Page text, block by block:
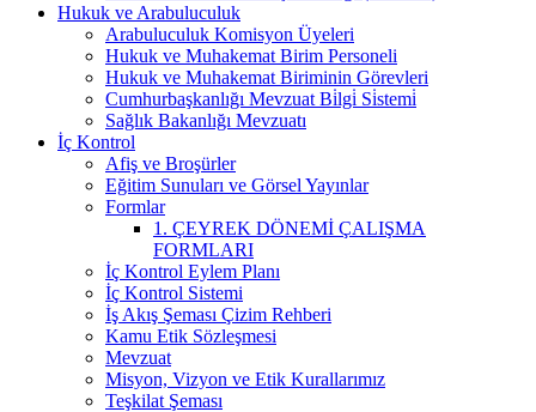
Hukuk ve Arabuluculuk
Arabuluculuk Komisyon Üyeleri
Hukuk ve Muhakemat Birim Personeli
Hukuk ve Muhakemat Biriminin Görevleri
Cumhurbaşkanlığı Mevzuat Bi̇lgi̇ Si̇stemi̇
Sağlık Bakanlığı Mevzuatı
İç Kontrol
Afiş ve Broşürler
Eğitim Sunuları ve Görsel Yayınlar
Formlar
1. ÇEYREK DÖNEMİ ÇALIŞMA
FORMLARI
İç Kontrol Eylem Planı
İç Kontrol Sistemi
İş Akış Şeması Çizim Rehberi
Kamu Etik Sözleşmesi
Mevzuat
Misyon, Vizyon ve Etik Kurallarımız
Teşkilat Şeması